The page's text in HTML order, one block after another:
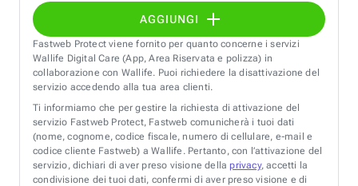
AGGIUNGI
Fastweb Protect viene fornito per quanto concerne i servizi
Wallife Digital Care (App, Area Riservata e polizza) in
collaborazione con Wallife. Puoi richiedere la disattivazione del
servizio accedendo alla tua area clienti.
Ti informiamo che per gestire la richiesta di attivazione del
servizio Fastweb Protect, Fastweb comunicherà i tuoi dati
(nome, cognome, codice fiscale, numero di cellulare, e-mail e
codice cliente Fastweb) a Wallife. Pertanto, con l’attivazione del
servizio, dichiari di aver preso visione della privacy, accetti la
condivisione dei tuoi dati, confermi di aver preso visione e di